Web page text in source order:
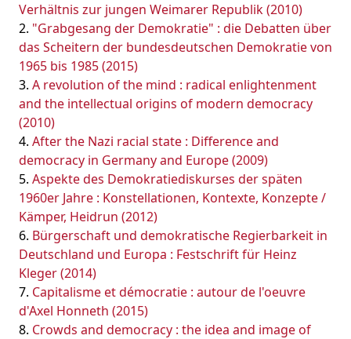
Verhältnis zur jungen Weimarer Republik (2010)
"Grabgesang der Demokratie" : die Debatten über
das Scheitern der bundesdeutschen Demokratie von
1965 bis 1985 (2015)
A revolution of the mind : radical enlightenment
and the intellectual origins of modern democracy
(2010)
After the Nazi racial state : Difference and
democracy in Germany and Europe (2009)
Aspekte des Demokratiediskurses der späten
1960er Jahre : Konstellationen, Kontexte, Konzepte /
Kämper, Heidrun (2012)
Bürgerschaft und demokratische Regierbarkeit in
Deutschland und Europa : Festschrift für Heinz
Kleger (2014)
Capitalisme et démocratie : autour de l'oeuvre
d'Axel Honneth (2015)
Crowds and democracy : the idea and image of